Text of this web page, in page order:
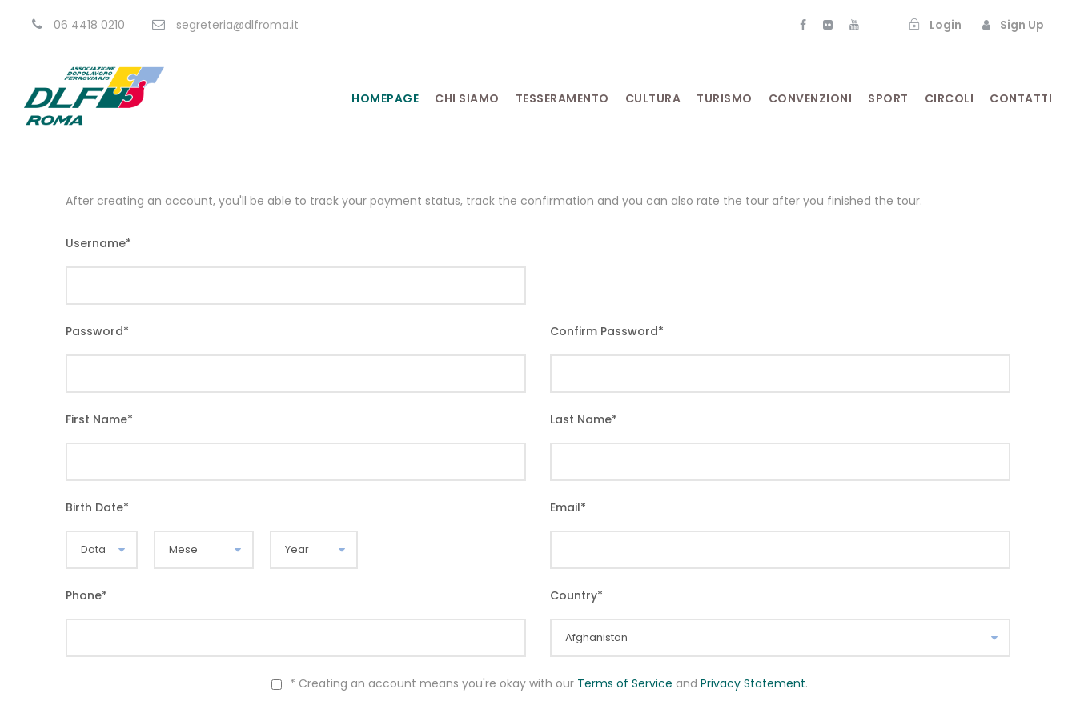
06 4418 0210 segreteria@dlfroma.it Login Sign Up
HOMEPAGE CHI SIAMO TESSERAMENTO CULTURA TURISMO CONVENZIONI SPORT CIRCOLI CONTATTI
After creating an account, you'll be able to track your payment status, track the confirmation and you can also rate the tour after you finished the tour.
Username*
Password* Confirm Password*
First Name* Last Name*
Birth Date* Email*
Phone* Country*
* Creating an account means you're okay with our Terms of Service and Privacy Statement.